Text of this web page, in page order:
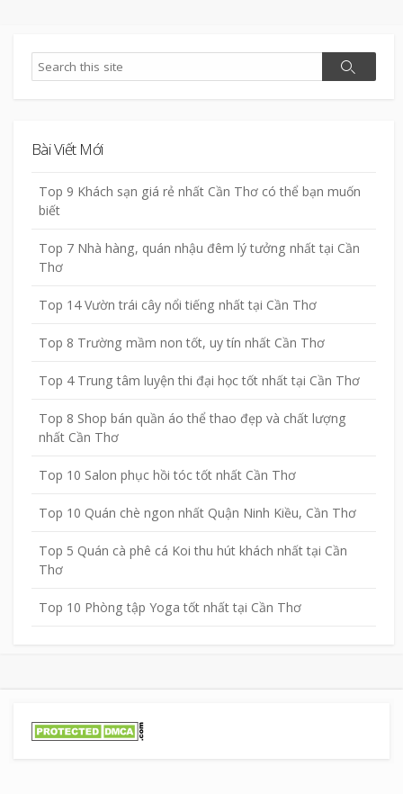
Search
Search
Bài Viết Mới
Top 9 Khách sạn giá rẻ nhất Cần Thơ có thể bạn muốn
biết
Top 7 Nhà hàng, quán nhậu đêm lý tưởng nhất tại Cần
Thơ
Top 14 Vườn trái cây nổi tiếng nhất tại Cần Thơ
Top 8 Trường mầm non tốt, uy tín nhất Cần Thơ
Top 4 Trung tâm luyện thi đại học tốt nhất tại Cần Thơ
Top 8 Shop bán quần áo thể thao đẹp và chất lượng
nhất Cần Thơ
Top 10 Salon phục hồi tóc tốt nhất Cần Thơ
Top 10 Quán chè ngon nhất Quận Ninh Kiều, Cần Thơ
Top 5 Quán cà phê cá Koi thu hút khách nhất tại Cần
Thơ
Top 10 Phòng tập Yoga tốt nhất tại Cần Thơ